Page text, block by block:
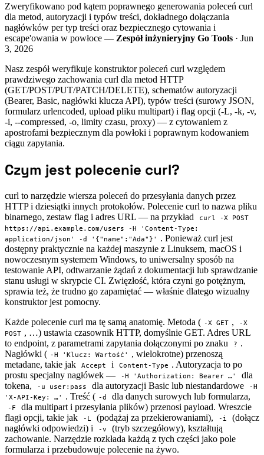
Zweryfikowano pod kątem poprawnego generowania poleceń curl
dla metod, autoryzacji i typów treści, dokładnego dołączania
nagłówków per typ treści oraz bezpiecznego cytowania i
escape'owania w powłoce — Zespół inżynieryjny Go Tools · Jun
3, 2026
Nasz zespół weryfikuje konstruktor poleceń curl względem
prawdziwego zachowania curl dla metod HTTP
(GET/POST/PUT/PATCH/DELETE), schematów autoryzacji
(Bearer, Basic, nagłówki klucza API), typów treści (surowy JSON,
formularz urlencoded, upload pliku multipart) i flag opcji (-L, -k, -v,
-i, --compressed, -o, limity czasu, proxy) — z cytowaniem z
apostrofami bezpiecznym dla powłoki i poprawnym kodowaniem
ciągu zapytania.
Czym jest polecenie curl?
curl to narzędzie wiersza poleceń do przesyłania danych przez
HTTP i dziesiątki innych protokołów. Polecenie curl to nazwa pliku
binarnego, zestaw flag i adres URL — na przykład
curl -X POST
https://api.example.com/users -H 'Content-Type:
application/json' -d '{"name":"Ada"}'
. Ponieważ curl jest
dostępny praktycznie na każdej maszynie z Linuksem, macOS i
nowoczesnym systemem Windows, to uniwersalny sposób na
testowanie API, odtwarzanie żądań z dokumentacji lub sprawdzanie
stanu usługi w skrypcie CI. Zwięzłość, która czyni go potężnym,
sprawia też, że trudno go zapamiętać — właśnie dlatego wizualny
konstruktor jest pomocny.
Każde polecenie curl ma tę samą anatomię. Metoda ( -X GET ,
-X
POST , …) ustawia czasownik HTTP, domyślnie GET. Adres URL
to endpoint, z parametrami zapytania dołączonymi po znaku
? .
Nagłówki ( -H 'Klucz: Wartość'
, wielokrotne) przenoszą
metadane, takie jak
Accept i Content-Type . Autoryzacja to po
prostu specjalny nagłówek —
-H 'Authorization: Bearer …'
dla
tokena,
-u user:pass dla autoryzacji Basic lub niestandardowe
-H
'X-API-Key: …'
. Treść ( -d dla danych surowych lub formularza,
-F
dla multipart i przesyłania plików) przenosi payload. Wreszcie
flagi opcji, takie jak
-L (podążaj za przekierowaniami), -i
(dołącz
nagłówki odpowiedzi) i
-v
(tryb szczegółowy), kształtują
zachowanie. Narzędzie rozkłada każdą z tych części jako pole
formularza i przebudowuje polecenie na żywo.